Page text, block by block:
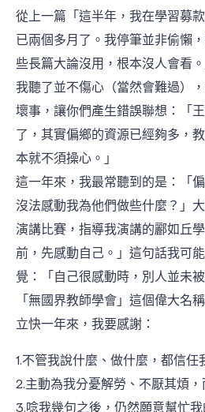
從上一篇「這半年，我在學習募
已兩個多月了。我停筆並非偷懶
些長篇大論沒用，根本沒人會看
我聽了並不傷心（當然會難過）
壞事，讓你們產生錯誤聯想：「
了，其實偏鄉的資源已經夠多，
本就不須操心。」
這一年來，我最常聽到的是：「
沒法感動我為他們做些什麼？」
演講比賽，指導我演講的酈如丘
前，先感動自己。」這句話我可
覺：「自己很感動時，別人並未被
「無國界教師學會」這個偉大名
立快一年來，我要感謝：
1.不管我說什麼、做什麼，都信任
2.主動為我分憂解勞、不厭其煩
3.唸我幾句之後，仍然願意幫忙我